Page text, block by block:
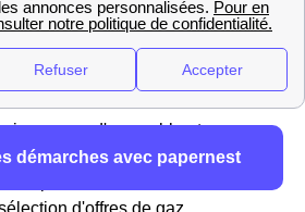
se chargera rapidement de toute
fournisseurs de gaz en 2025 à
une vue d'ensemble et vous
sur les offres de gaz, il est
démarches avec papernest